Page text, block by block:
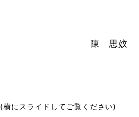
陳 思妏
(横にスライドしてご覧ください)